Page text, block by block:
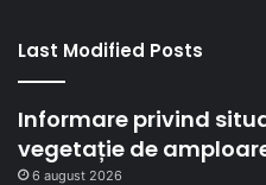
Last Modified Posts
Informare privind
vegetație de
6 august 2026